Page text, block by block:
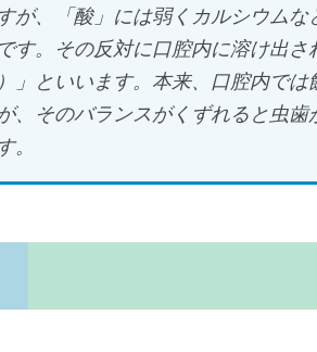
が、「酸」には弱くカルシウムな
す。その反対に口腔内に溶け出さ
」といいます。本来、口腔内では
、そのバランスがくずれると虫歯
。